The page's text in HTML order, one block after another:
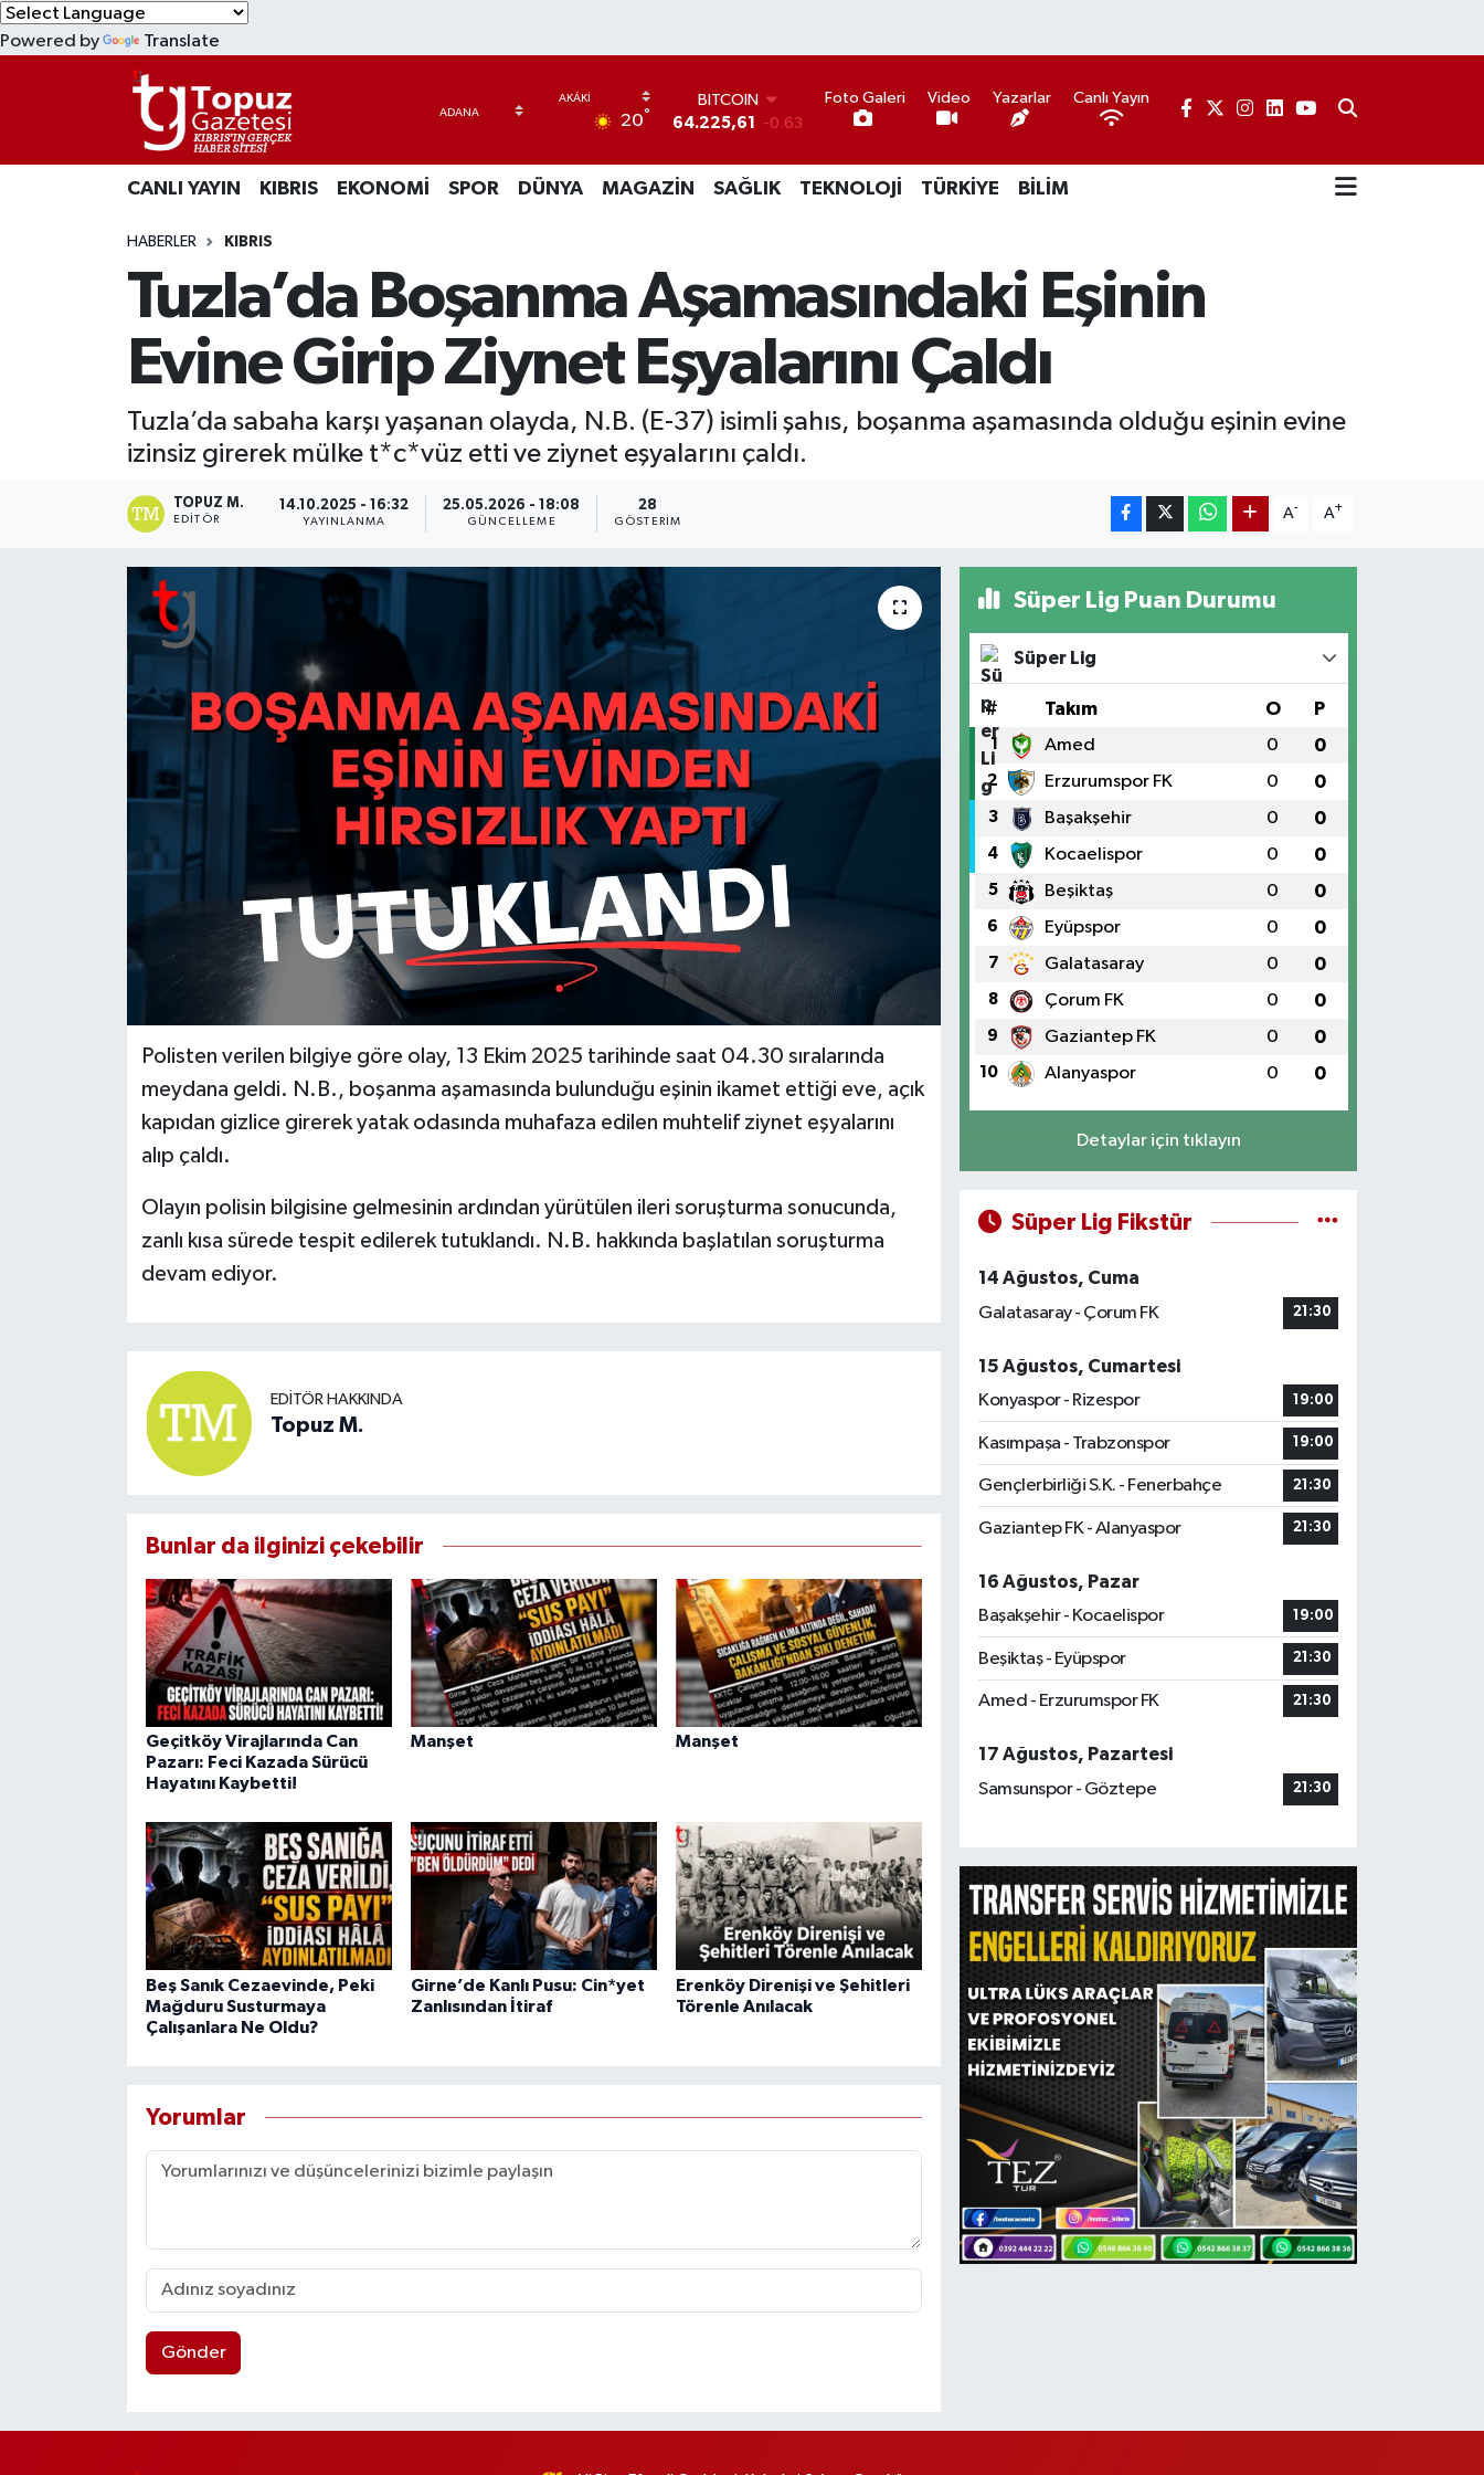
Powered by Translate
20°
BITCOIN
64.225,61
-0.63
47,7143 0.16
EURO
GRAM ALTIN
6510.40
13.799 70
Foto Galeri Video Yazarlar Canlı Yayın
CANLI YAYIN KIBRIS EKONOMİ SPOR DÜNYA MAGAZİN SAĞLIK TEKNOLOJİ TÜRKİYE BİLİM
HABERLER KIBRIS
Tuzla’da Boşanma Aşamasındaki Eşinin
Evine Girip Ziynet Eşyalarını Çaldı
Tuzla’da sabaha karşı yaşanan olayda, N.B. (E-37) isimli şahıs, boşanma aşamasında olduğu eşinin evine
izinsiz girerek mülke t*c*vüz etti ve ziynet eşyalarını çaldı.
TOPUZ M.
EDITÖR
14.10.2025 - 16:32
YAYINLANMA
25.05.2026 - 18:08
GÜNCELLEME
28
GÖSTERIM
A- A+
Polisten verilen bilgiye göre olay, 13 Ekim 2025 tarihinde saat 04.30 sıralarında
meydana geldi. N.B., boşanma aşamasında bulunduğu eşinin ikamet ettiği eve, açık
kapıdan gizlice girerek yatak odasında muhafaza edilen muhtelif ziynet eşyalarını
alıp çaldı.
Olayın polisin bilgisine gelmesinin ardından yürütülen ileri soruşturma sonucunda,
zanlı kısa sürede tespit edilerek tutuklandı. N.B. hakkında başlatılan soruşturma
devam ediyor.
EDITÖR HAKKINDA
Topuz M.
Bunlar da ilginizi çekebilir
Geçitköy Virajlarında Can
Pazarı: Feci Kazada Sürücü
Hayatını Kaybetti!
Manşet Manşet
Beş Sanık Cezaevinde, Peki
Mağduru Susturmaya
Çalışanlara Ne Oldu?
Girne’de Kanlı Pusu: Cin*yet
Zanlısından İtiraf
Erenköy Direnişi ve Şehitleri
Törenle Anılacak
Yorumlar
Gönder
Süper Lig Puan Durumu
Süper Lig
# Takım O P
1 Amed 0 0
2 Erzurumspor FK 0 0
3 Başakşehir 0 0
4 Kocaelispor 0 0
5 Beşiktaş 0 0
6 Eyüpspor 0 0
7 Galatasaray 0 0
8 Çorum FK 0 0
9 Gaziantep FK 0 0
10 Alanyaspor 0 0
Detaylar için tıklayın
Süper Lig Fikstür
14 Ağustos, Cuma
Galatasaray - Çorum FK
21:30
15 Ağustos, Cumartesi
Konyaspor - Rizespor
19:00
Kasımpaşa - Trabzonspor 19:00
Gençlerbirliği S.K. - Fenerbahçe 21:30
Gaziantep FK - Alanyaspor 21:30
16 Ağustos, Pazar
Başakşehir - Kocaelispor
19:00
Beşiktaş - Eyüpspor 21:30
Amed - Erzurumspor FK 21:30
17 Ağustos, Pazartesi
Samsunspor - Göztepe
21:30
EKONOMİ
MAGAZİN
TEKNOLOJİ
Lefkoşa Nöbetçi Eczaneler
Lefkoşa Hava Durumu
Lefkoşa Trafik Yoğunluk Haritası
Süper Lig Puan Durumu ve Fikstür
Tüm Manşetler
Son Dakika Haberleri
Haber Arşivi